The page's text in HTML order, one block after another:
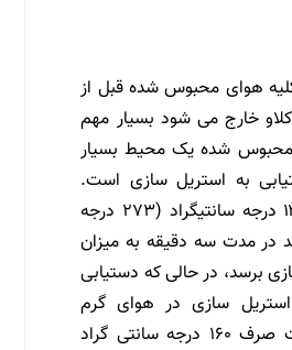
کلیه هوای محبوس شده قبل از
خارج می شود بسیار مهم
محبوس شده یک محیط بسیار
به استریل سازی است.
بخار در دمای ۱۳۴ درجه سانتیگراد (۲۷۳ درجه
در مدت سه دقیقه به میزان
برسد، در حالی که دستیابی
سازی در هوای گرم
مستلزم دو ساعت صرف ۱۶۰ درجه سانتی گراد